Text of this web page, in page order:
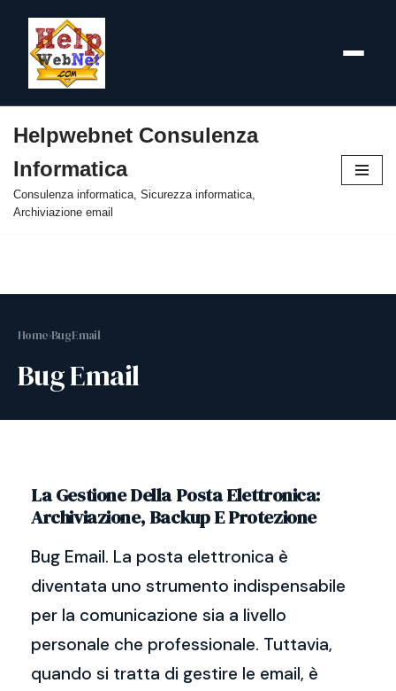
al
contenuto
Helpwebnet Consulenza
Informatica
Consulenza informatica, Sicurezza informatica,
Archiviazione email
Home›Bug Email
Bug Email
La Gestione Della Posta Elettronica:
Archiviazione, Backup E Protezione
Bug Email. La posta elettronica è
diventata uno strumento indispensabile
per la comunicazione sia a livello
personale che professionale. Tuttavia,
quando si tratta di gestire le email, è